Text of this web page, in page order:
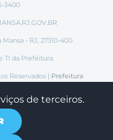
3400
- RJ, 27310-400
TI da Prefeitura
Reservados | Prefeitura
Facebook
de terceiros.